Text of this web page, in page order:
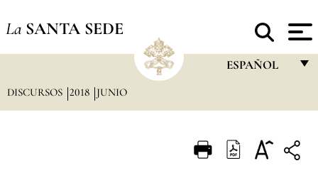
La SANTA SEDE
ESPAÑOL
ITALIANO
DISCURSOS 2018 JUNIO